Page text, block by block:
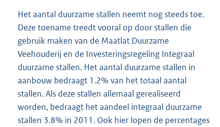
Het aantal duurzame stallen neemt nog steeds toe.
Deze toename treedt vooral op door stallen die
gebruik maken van de Maatlat Duurzame
Veehouderij en de Investeringsregeling Integraal
duurzame stallen. Het aantal duurzame stallen in
aanbouw bedraagt 1.2% van het totaal aantal
stallen. Als deze stallen allemaal gerealiseerd
worden, bedraagt het aandeel integraal duurzame
stallen 3.8% in 2011. Ook hier lopen de percentages